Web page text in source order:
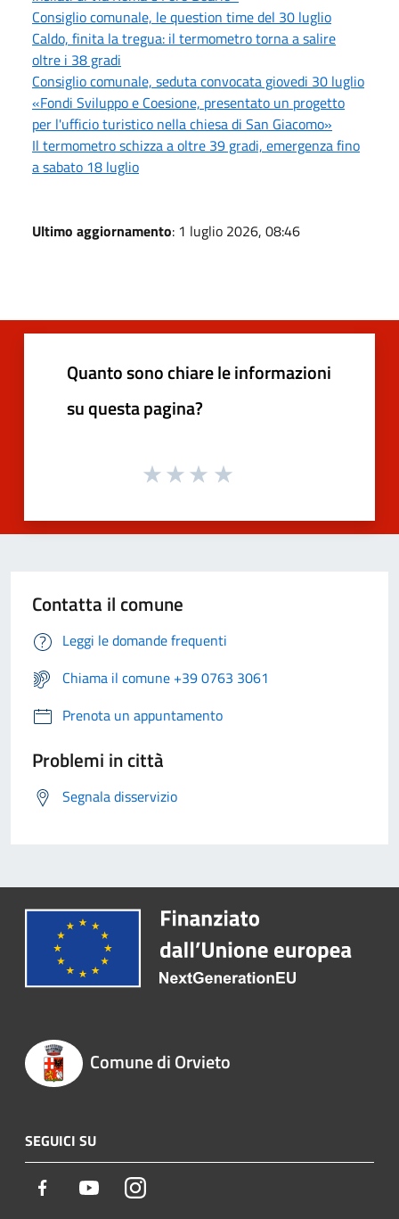
Consiglio comunale, le question time del 30 luglio
Caldo, finita la tregua: il termometro torna a salire
oltre i 38 gradi
Consiglio comunale, seduta convocata giovedi 30 luglio
«Fondi Sviluppo e Coesione, presentato un progetto
per l'ufficio turistico nella chiesa di San Giacomo»
Il termometro schizza a oltre 39 gradi, emergenza fino
a sabato 18 luglio
Ultimo aggiornamento: 1 luglio 2026, 08:46
Quanto sono chiare le informazioni
su questa pagina?
Contatta il comune
Leggi le domande frequenti
Chiama il comune +39 0763 3061
Prenota un appuntamento
Problemi in città
Segnala disservizio
Comune di Orvieto
SEGUICI SU
Facebook YoutubeInstagram